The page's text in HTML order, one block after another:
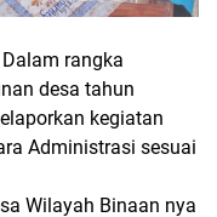
Dalam rangka
desa tahun
kegiatan
Administrasi sesuai
Wilayah Binaan nya